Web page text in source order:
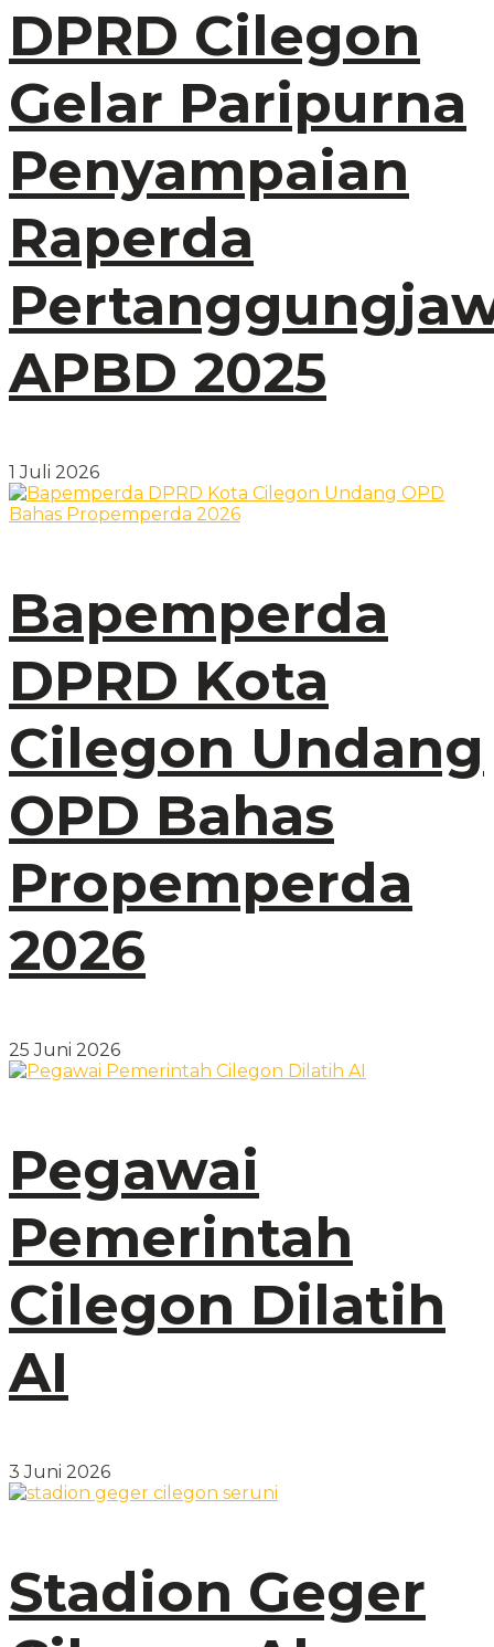
DPRD Cilegon
Gelar Paripurna
Penyampaian
Raperda
APBD 2025
1 Juli 2026
Bapemperda
DPRD Kota
Cilegon Undang
OPD Bahas
Propemperda
2026
25 Juni 2026
Pegawai
Pemerintah
Cilegon Dilatih
AI
3 Juni 2026
Stadion Geger